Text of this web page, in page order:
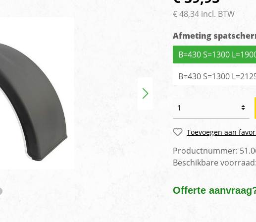
€ 48,34 incl. BTW
Afmeting
B=430 S=1300
B=430 S=1300
Toevoegen aan
Productnummer:
Beschikbare voorraad:
Offerte